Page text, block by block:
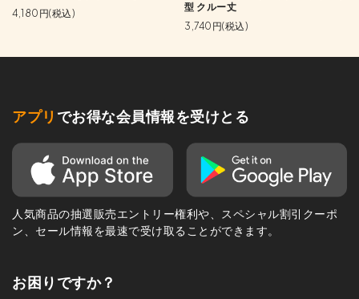
4,180円(税込)
型 クルー丈
3,740円(税込)
アプリ でお得な会員情報を受けとる
人気商品の抽選販売エントリー権利や、スペシャル割引クーポ
ン、セール情報を最速で受け取ることができます。
お困りですか？